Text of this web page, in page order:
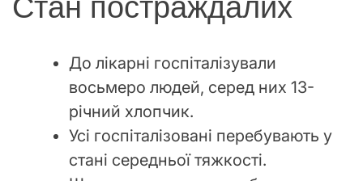
До лікарні госпіталізували
восьмеро людей, серед них 13-
річний хлопчик.
Усі госпіталізовані перебувають у
стані середньої тяжкості.